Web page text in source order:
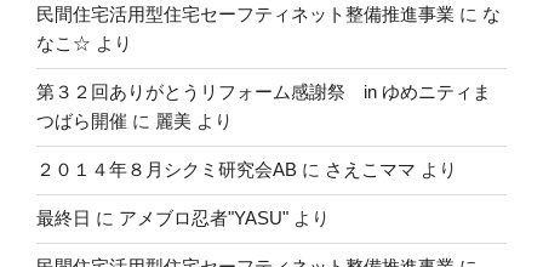
民間住宅活用型住宅セーフティネット整備推進事業 に な
なこ☆ より
第３２回ありがとうリフォーム感謝祭 in ゆめニティま
つばら開催 に 麗美 より
２０１４年８月シクミ研究会AB に さえこママ より
最終日 に アメブロ忍者"YASU" より